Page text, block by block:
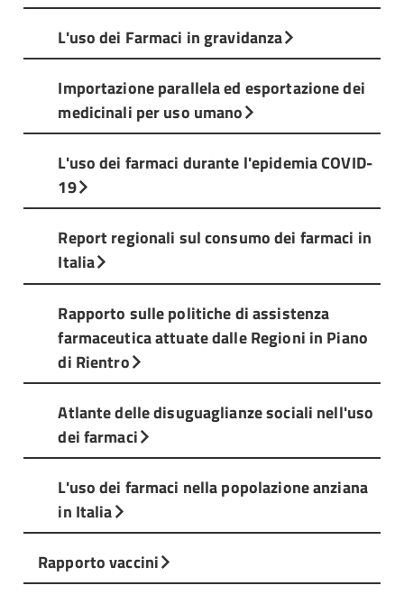
L'uso dei Farmaci in gravidanza
Importazione parallela ed esportazione dei
medicinali per uso umano
L'uso dei farmaci durante l'epidemia COVID-
19
Report regionali sul consumo dei farmaci in
Italia
Rapporto sulle politiche di assistenza
farmaceutica attuate dalle Regioni in Piano
di Rientro
Atlante delle disuguaglianze sociali nell'uso
dei farmaci
L'uso dei farmaci nella popolazione anziana
in Italia
Rapporto vaccini